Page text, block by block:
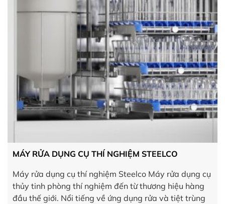
MÁY RỬA DỤNG CỤ THÍ NGHIỆM STEELCO
Máy rửa dụng cụ thí nghiệm Steelco Máy rửa dụng cụ
thủy tinh phòng thí nghiệm đến từ thương hiệu hàng
đầu thế giới. Nổi tiếng về ứng dụng rửa và tiệt trùng